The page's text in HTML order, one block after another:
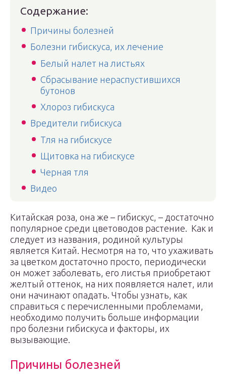
Содержание:
Причины болезней
Болезни гибискуса, их лечение
Белый налет на листьях
Сбрасывание нераспустившихся
бутонов
Хлороз гибискуса
Вредители гибискуса
Тля на гибискусе
Щитовка на гибискусе
Черная тля
Видео
Китайская роза, она же – гибискус, – достаточно
популярное среди цветоводов растение. Как и
следует из названия, родиной культуры
является Китай. Несмотря на то, что ухаживать
за цветком достаточно просто, периодически
он может заболевать, его листья приобретают
желтый оттенок, на них появляется налет, или
они начинают опадать. Чтобы узнать, как
справиться с перечисленными проблемами,
необходимо получить больше информации
про болезни гибискуса и факторы, их
вызывающие.
Причины болезней